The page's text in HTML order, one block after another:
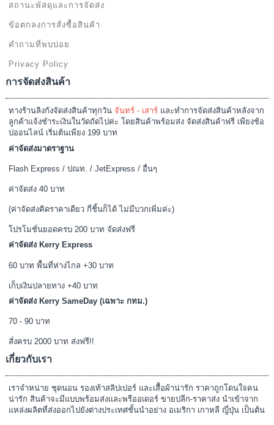
สถานะพัสดุและการจัดส่ง
ข้อตกลงการสั่งซื้อสินค้า
คำถามที่พบบ่อย
Privacy Policy
การจัดส่งสินค้า
ทางร้านลิงกังจัดส่งสินค้าทุกวัน จันทร์ - เสาร์ และทำการจัดส่งสินค้าหลังจาก
ลูกค้าแจ้งชำระเงินในวัดถัดไปค่ะ โดยสินค้าพร้อมส่ง จัดส่งสินค้าฟรี เพียงช้อ
ปออนไลน์ เริ่มต้นเพียง 199 บาท
ค่าจัดส่งมาตราฐาน
Flash Express / ปณท. / JetExpress / อื่นๆ
ค่าจัดส่ง 40 บาท
(ค่าจัดส่งคิดราคาเดียว กี่ชิ้นก็ได้ ไม่มีบวกเพิ่มค่ะ)
โปรโมชั่นยอดครบ 200 บาท จัดส่งฟรี
ค่าจัดส่ง Kerry Express
60 บาท พื้นที่ห่างไกล +30 บาท
เก็บเงินปลายทาง +40 บาท
ค่าจัดส่ง Kerry SameDay (เฉพาะ กทม.)
70 - 90 บาท
สั่งครบ 2000 บาท ส่งฟรี!!
เกี่ยวกับเรา
เราจำหน่าย ชุดนอน รองเท้าสลิปเปอร์ และเสื้อผ้าน่ารัก ราคาถูกโดนใจคน
น่ารัก สินค้าจะมีแบบพร้อมส่งและพรีออเดอร์ ขายปลีก-ราคาส่ง นำเข้าจาก
แหล่งผลิตที่ส่งออกไปยังต่างประเทศชั้นนำอย่าง อเมริกา เกาหลี ญี่ปุ่น เป็นต้น